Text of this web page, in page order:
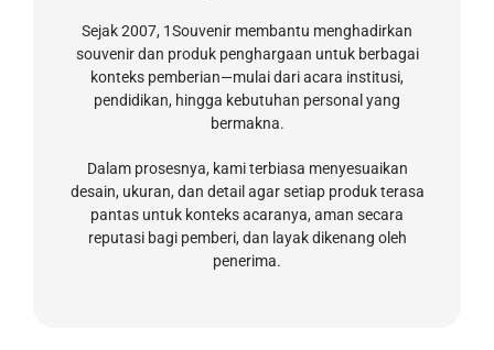
Sejak 2007, 1Souvenir membantu menghadirkan
souvenir dan produk penghargaan untuk berbagai
konteks pemberian—mulai dari acara institusi,
pendidikan, hingga kebutuhan personal yang
bermakna.
Dalam prosesnya, kami terbiasa menyesuaikan
desain, ukuran, dan detail agar setiap produk terasa
pantas untuk konteks acaranya, aman secara
reputasi bagi pemberi, dan layak dikenang oleh
penerima.